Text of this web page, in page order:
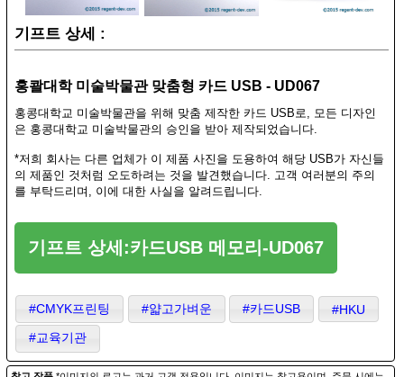
기프트 상세 :
홍콸대학 미술박물관 맞춤형 카드 USB - UD067
홍콩대학교 미술박물관을 위해 맞춤 제작한 카드 USB로, 모든 디자인
은 홍콩대학교 미술박물관의 승인을 받아 제작되었습니다.
*저희 회사는 다른 업체가 이 제품 사진을 도용하여 해당 USB가 자신들
의 제품인 것처럼 오도하려는 것을 발견했습니다. 고객 여러분의 주의
를 부탁드리며, 이에 대한 사실을 알려드립니다.
기프트 상세:카드USB 메모리-UD067
#CMYK프린팅 #얇고가벼운 #카드USB
#HKU
#교육기관